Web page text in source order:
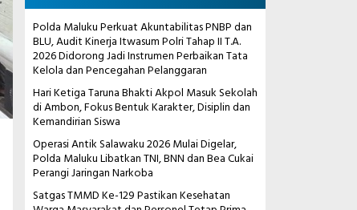
Polda Maluku Perkuat Akuntabilitas PNBP dan
BLU, Audit Kinerja Itwasum Polri Tahap II T.A.
2026 Didorong Jadi Instrumen Perbaikan Tata
Kelola dan Pencegahan Pelanggaran
Hari Ketiga Taruna Bhakti Akpol Masuk Sekolah
di Ambon, Fokus Bentuk Karakter, Disiplin dan
Kemandirian Siswa
Operasi Antik Salawaku 2026 Mulai Digelar,
Polda Maluku Libatkan TNI, BNN dan Bea Cukai
Perangi Jaringan Narkoba
Satgas TMMD Ke-129 Pastikan Kesehatan